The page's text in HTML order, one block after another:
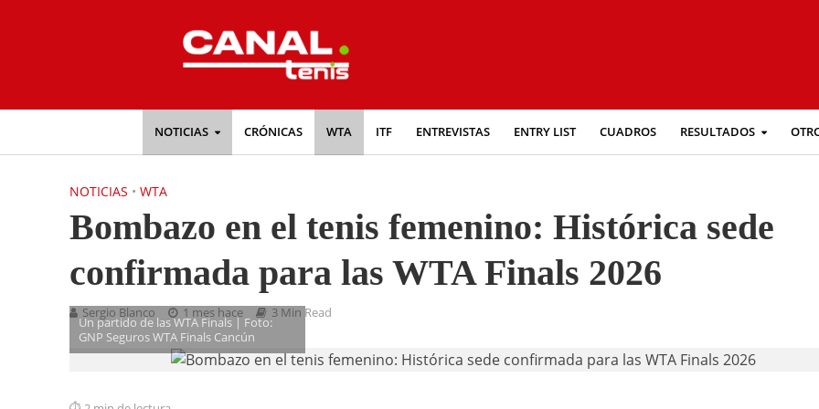
NOTICIAS CRÓNICAS WTA ITF ENTREVISTAS ENTRY LIST CUADROS RESULTADOS
NOTICIAS • WTA
Bombazo en el tenis femenino: Histórica sede
confirmada para las WTA Finals 2026
Sergio Blanco 1 mes hace 3 Min Read
Un partido de las WTA Finals | Foto:
GNP Seguros WTA Finals Cancún